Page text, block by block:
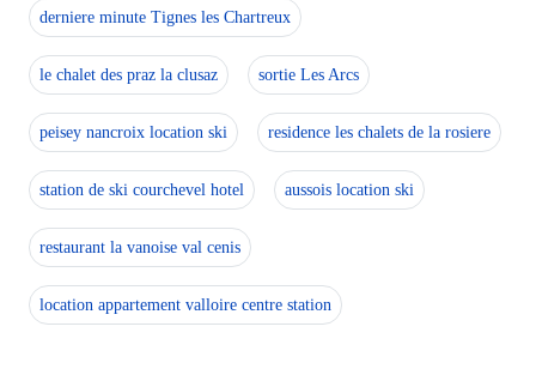
derniere minute Tignes les Chartreux
le chalet des praz la clusaz sortie Les Arcs
peisey nancroix location ski residence les chalets de la rosiere
station de ski courchevel hotel aussois location ski
restaurant la vanoise val cenis
location appartement valloire centre station